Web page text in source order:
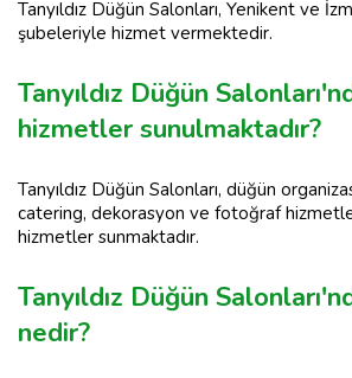
Tanyıldız Düğün Salonları, Yenikent ve
şubeleriyle hizmet vermektedir.
Tanyıldız Düğün
hizmetler sunulmaktadır?
Tanyıldız Düğün Salonları, düğün
catering, dekorasyon ve fotoğraf
hizmetler sunmaktadır.
Tanyıldız Düğün
nedir?